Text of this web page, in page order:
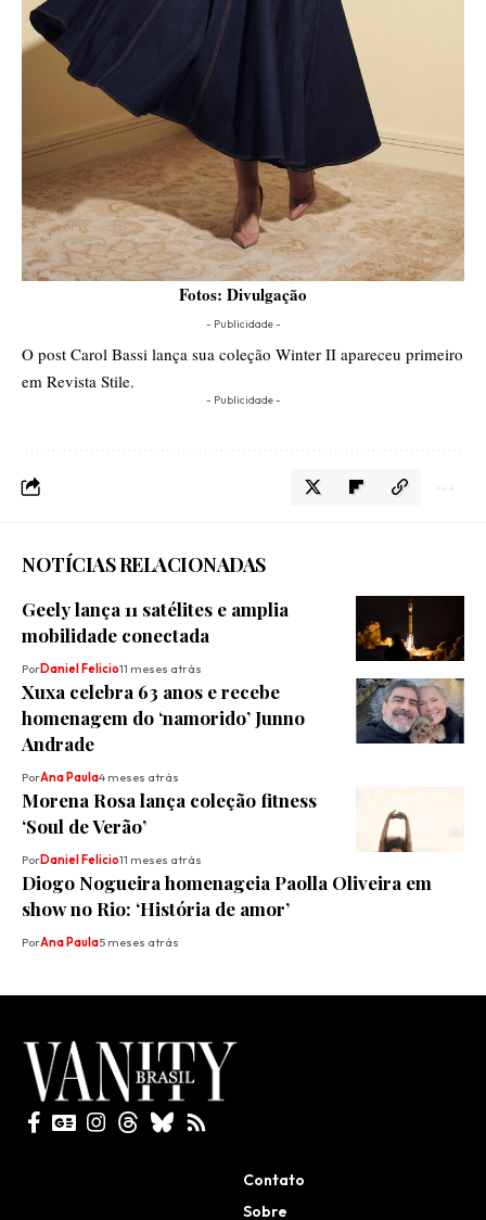
Fotos: Divulgação
- Publicidade -
O post Carol Bassi lança sua coleção Winter II apareceu primeiro
em Revista Stile.
- Publicidade -
NOTÍCIAS RELACIONADAS
Geely lança 11 satélites e amplia
mobilidade conectada
PorDaniel Felicio11 meses atrás
Xuxa celebra 63 anos e recebe
homenagem do ‘namorido’ Junno
Andrade
PorAna Paula4 meses atrás
Morena Rosa lança coleção fitness
‘Soul de Verão’
PorDaniel Felicio11 meses atrás
Diogo Nogueira homenageia Paolla Oliveira em
show no Rio: ‘História de amor’
PorAna Paula5 meses atrás
Contato
Sobre